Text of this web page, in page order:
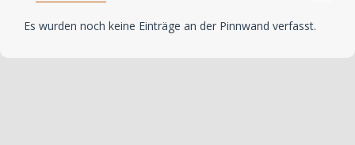
Es wurden noch keine Einträge an der Pinnwand verfasst.